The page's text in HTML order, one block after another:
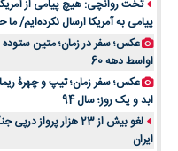
راهنمای جامع بهترین کفش
روزمره | بررسی ۱۲ مدل برتر
تخت روانچی: هیچ پیامی از
پیامی به آمریکا ارسال نکرده‌ایم/ ما
عکس؛ سفر در زمان؛ متین
اواسط دهه 60
عکس؛ سفر زمان؛ تیپ و چهرۀ
ابد و یک روز؛ سال 94
لغو بیش از 23 هزار
ایران